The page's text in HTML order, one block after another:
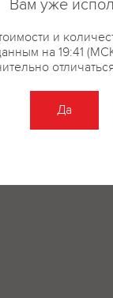
Вам уже
и
на 19:41
Да